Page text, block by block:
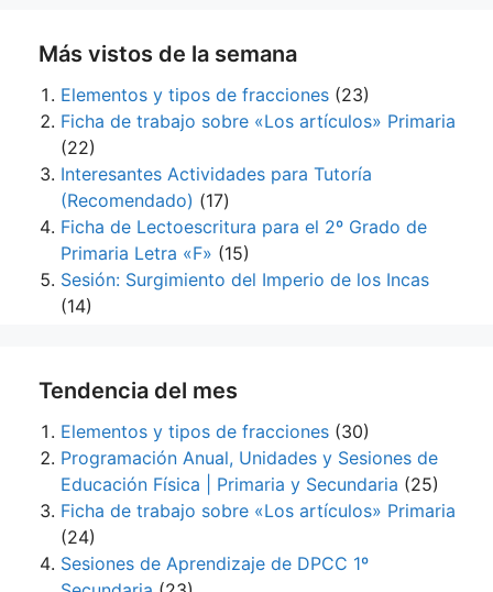
Más vistos de la semana
Elementos y tipos de fracciones (23)
Ficha de trabajo sobre «Los artículos» Primaria
(22)
Interesantes Actividades para Tutoría
(Recomendado) (17)
Ficha de Lectoescritura para el 2º Grado de
Primaria Letra «F» (15)
Sesión: Surgimiento del Imperio de los Incas
(14)
Tendencia del mes
Elementos y tipos de fracciones (30)
Programación Anual, Unidades y Sesiones de
Educación Física | Primaria y Secundaria (25)
Ficha de trabajo sobre «Los artículos» Primaria
(24)
Sesiones de Aprendizaje de DPCC 1º